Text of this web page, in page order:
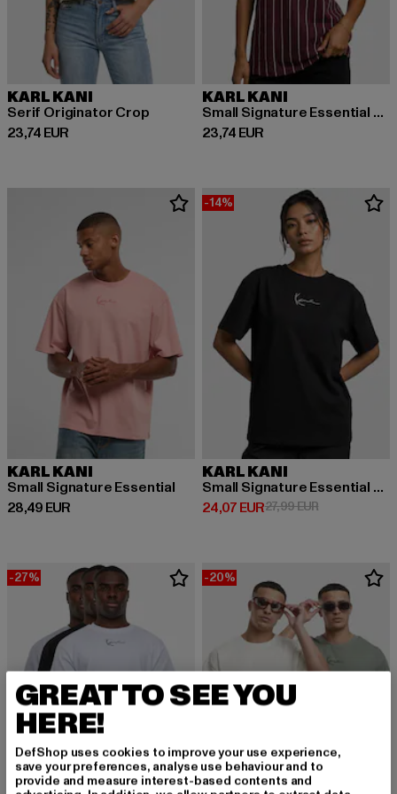
KARL KANI
Serif Originator Crop
23,74 EUR
Derzeitiger Preis: 23,74 EUR
KARL KANI
Small Signature Essential Pinstripe OS
23,74 EUR
Derzeitiger Preis: 23,74 EUR
KARL KANI
Small Signature Essential
28,49 EUR
Derzeitiger Preis: 28,49 EUR
-14%
KARL KANI
Small Signature Essential Oversized
24,07 EUR
Derzeitiger Preis: 24,07 EUR
27,99 EURAktionspreis:
-27% -20%
GREAT TO SEE YOU
HERE!
DefShop uses cookies to improve your use experience,
save your preferences, analyse use behaviour and to
provide and measure interest-based contents and